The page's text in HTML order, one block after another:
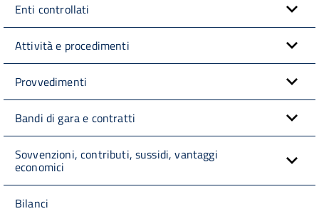
Enti controllati
Attività e procedimenti
Provvedimenti
Bandi di gara e contratti
Sovvenzioni, contributi, sussidi, vantaggi
economici
Bilanci